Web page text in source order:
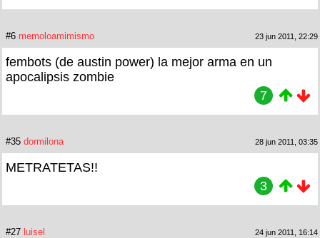
#6 memoloamimismo 23 jun 2011, 22:29
fembots (de austin power) la mejor arma en un
apocalipsis zombie
7
#35 dormilona 28 jun 2011, 03:35
METRATETAS!!
3
#27 luisel 24 jun 2011, 16:14